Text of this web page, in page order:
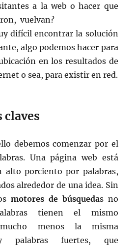
a la web o hacer que
vuelvan?
difícil encontrar la solución
algo podemos hacer para
en los resultados de
o sea, para existir en red.
claves
debemos comenzar por el
Una página web está
alto porciento por palabras,
alrededor de una idea. Sin
motores de búsquedas no
tienen el mismo
menos la misma
palabras fuertes, que